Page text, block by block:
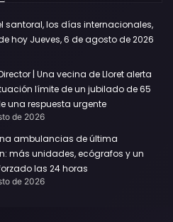
santoral, los días internacionales,
hoy Jueves, 6 de agosto de 2026
| Una vecina de Lloret alerta
límite de un jubilado de 65
una respuesta urgente
de 2026
ambulancias de última
más unidades, ecógrafos y un
las 24 horas
de 2026